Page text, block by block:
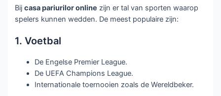
Bijcasa pariurilor online zijn er tal van sporten waarop
spelers kunnen wedden. De meest populaire zijn:
1. Voetbal
De Engelse Premier League.
De UEFA Champions League.
Internationale toernooien zoals de Wereldbeker.